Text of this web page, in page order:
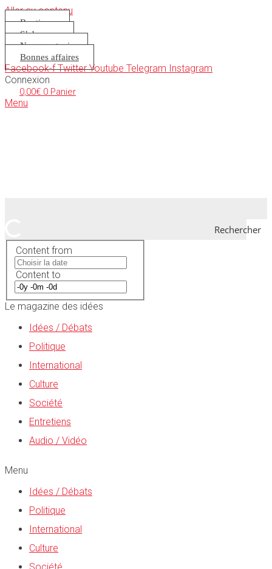
Aller au contenu
Boutique
S’abonner
Nous soutenir
Bonnes affaires
Facebook-f Twitter Youtube Telegram Instagram
Connexion
0,00€ 0 Panier
Menu
Rechercher
Content from
Content to
Le magazine des idées
Idées / Débats
Politique
International
Culture
Société
Entretiens
Audio / Vidéo
Menu
Idées / Débats
Politique
International
Culture
Société